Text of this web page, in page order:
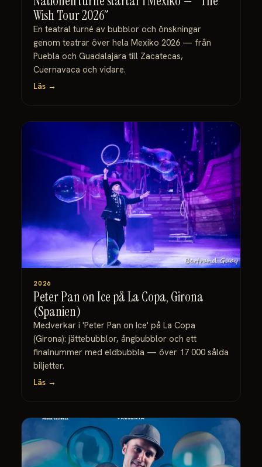
Wish Tour 2026”
En teatral turné av bubblor och önskningar
genom teatrar över hela Mexiko 2026 — från
Puebla och Guadalajara till Zacatecas,
Cuernavaca och vidare.
Läs →
2026
Peter Pan on Ice på La Copa, Girona
(Spanien)
Medverkar i 'Peter Pan on Ice' på La Copa
(Girona): jättebubblor, ångbubblor och ett
finalnummer med eldbubbla — över 17 000 sålda
biljetter.
Läs →